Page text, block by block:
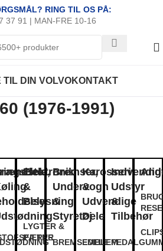
RING TIL OS PÅ:
37 91 | MAN-FRE 10-16
TIL DIN VOLVOKONTAKT
(1976-1991)
Elektronik
&
Belysning
LYGTER &
PÆRER
Bremser,
Undervogn
&
Styretøj
BREMSEDELE
Karosseri
&
Udvendige
Dele
EMBLEM
Udstyr
&
Tilbehør